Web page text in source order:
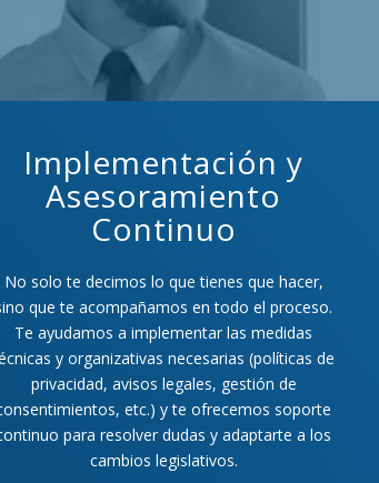
Implementación y
Asesoramiento
Continuo
No solo te decimos lo que tienes que hacer,
que te acompañamos en todo el proceso.
Te ayudamos a implementar las medidas
y organizativas necesarias (políticas de
privacidad, avisos legales, gestión de
etc.) y te ofrecemos soporte
para resolver dudas y adaptarte a los
cambios legislativos.